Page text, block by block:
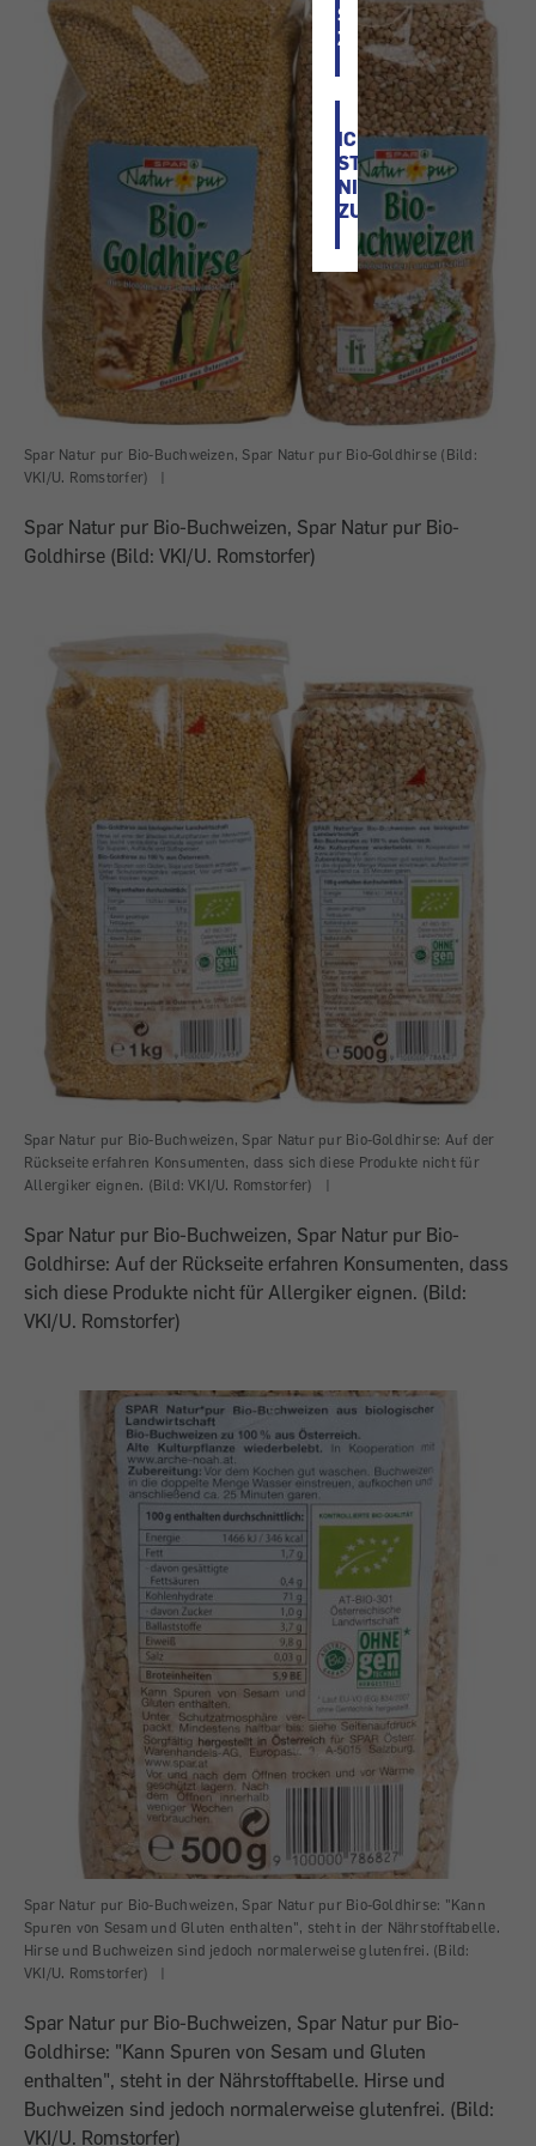
STIMME
ZU
ICH
STIMME
NICHT
ZU
Spar Natur pur Bio-Buchweizen, Spar Natur pur Bio-Goldhirse (Bild:
VKI/U. Romstorfer)
|
Spar Natur pur Bio-Buchweizen, Spar Natur pur Bio-
Goldhirse (Bild: VKI/U. Romstorfer)
Spar Natur pur Bio-Buchweizen, Spar Natur pur Bio-Goldhirse: Auf der
Rückseite erfahren Konsumenten, dass sich diese Produkte nicht für
Allergiker eignen. (Bild: VKI/U. Romstorfer)
|
Spar Natur pur Bio-Buchweizen, Spar Natur pur Bio-
Goldhirse: Auf der Rückseite erfahren Konsumenten, dass
sich diese Produkte nicht für Allergiker eignen. (Bild:
VKI/U. Romstorfer)
Spar Natur pur Bio-Buchweizen, Spar Natur pur Bio-Goldhirse: "Kann
Spuren von Sesam und Gluten enthalten", steht in der Nährstofftabelle.
Hirse und Buchweizen sind jedoch normalerweise glutenfrei. (Bild:
VKI/U. Romstorfer)
|
Spar Natur pur Bio-Buchweizen, Spar Natur pur Bio-
Goldhirse: "Kann Spuren von Sesam und Gluten
enthalten", steht in der Nährstofftabelle. Hirse und
Buchweizen sind jedoch normalerweise glutenfrei. (Bild:
VKI/U. Romstorfer)